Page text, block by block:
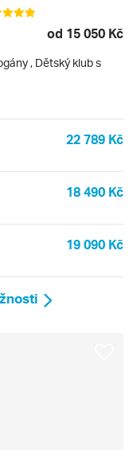
od 15 050 Kč
, Dětský klub s
22 789 Kč
18 490 Kč
19 090 Kč